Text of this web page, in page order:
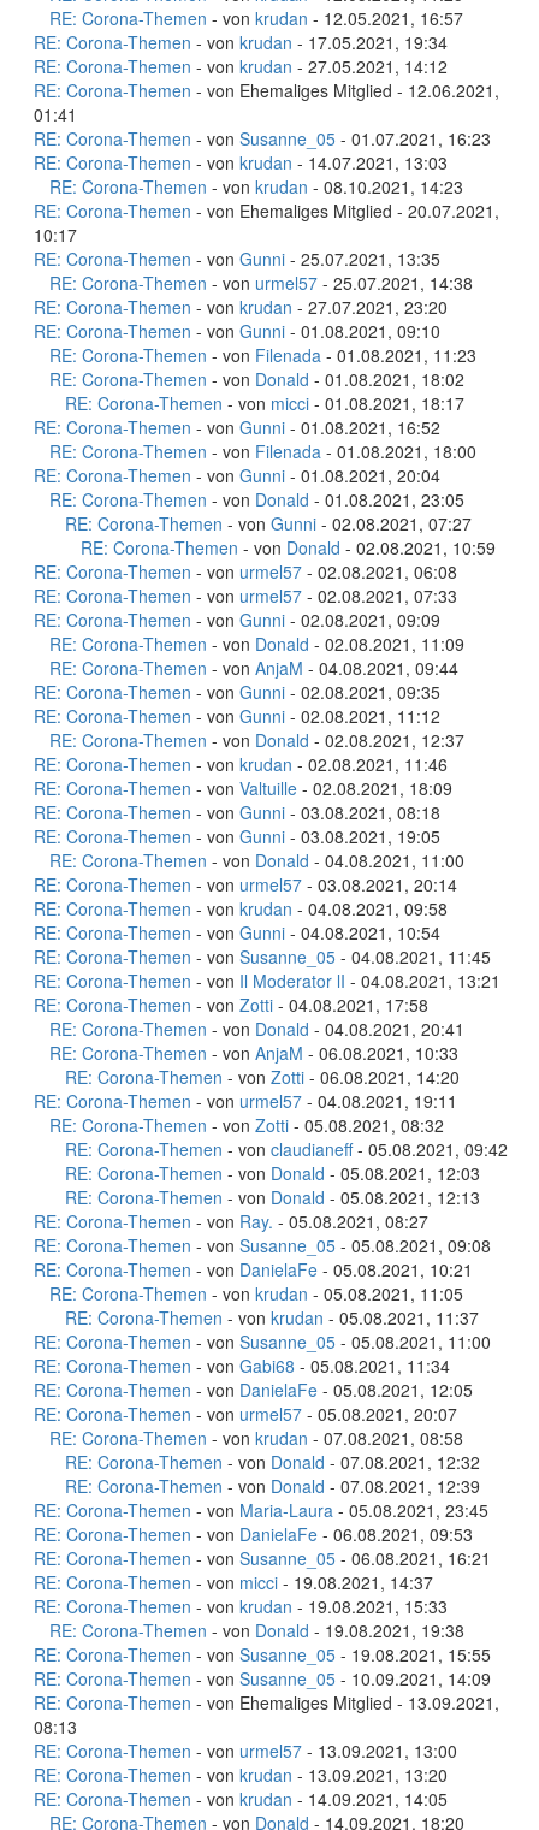
RE: Corona-Themen - von krudan - 12.05.2021, 16:57
RE: Corona-Themen - von krudan - 17.05.2021, 19:34
RE: Corona-Themen - von krudan - 27.05.2021, 14:12
RE: Corona-Themen - von Ehemaliges Mitglied - 12.06.2021,
01:41
RE: Corona-Themen - von Susanne_05 - 01.07.2021, 16:23
RE: Corona-Themen - von krudan - 14.07.2021, 13:03
RE: Corona-Themen - von krudan - 08.10.2021, 14:23
RE: Corona-Themen - von Ehemaliges Mitglied - 20.07.2021,
10:17
RE: Corona-Themen - von Gunni - 25.07.2021, 13:35
RE: Corona-Themen - von urmel57 - 25.07.2021, 14:38
RE: Corona-Themen - von krudan - 27.07.2021, 23:20
RE: Corona-Themen - von Gunni - 01.08.2021, 09:10
RE: Corona-Themen - von Filenada - 01.08.2021, 11:23
RE: Corona-Themen - von Donald - 01.08.2021, 18:02
RE: Corona-Themen - von micci - 01.08.2021, 18:17
RE: Corona-Themen - von Gunni - 01.08.2021, 16:52
RE: Corona-Themen - von Filenada - 01.08.2021, 18:00
RE: Corona-Themen - von Gunni - 01.08.2021, 20:04
RE: Corona-Themen - von Donald - 01.08.2021, 23:05
RE: Corona-Themen - von Gunni - 02.08.2021, 07:27
RE: Corona-Themen - von Donald - 02.08.2021, 10:59
RE: Corona-Themen - von urmel57 - 02.08.2021, 06:08
RE: Corona-Themen - von urmel57 - 02.08.2021, 07:33
RE: Corona-Themen - von Gunni - 02.08.2021, 09:09
RE: Corona-Themen - von Donald - 02.08.2021, 11:09
RE: Corona-Themen - von AnjaM - 04.08.2021, 09:44
RE: Corona-Themen - von Gunni - 02.08.2021, 09:35
RE: Corona-Themen - von Gunni - 02.08.2021, 11:12
RE: Corona-Themen - von Donald - 02.08.2021, 12:37
RE: Corona-Themen - von krudan - 02.08.2021, 11:46
RE: Corona-Themen - von Valtuille - 02.08.2021, 18:09
RE: Corona-Themen - von Gunni - 03.08.2021, 08:18
RE: Corona-Themen - von Gunni - 03.08.2021, 19:05
RE: Corona-Themen - von Donald - 04.08.2021, 11:00
RE: Corona-Themen - von urmel57 - 03.08.2021, 20:14
RE: Corona-Themen - von krudan - 04.08.2021, 09:58
RE: Corona-Themen - von Gunni - 04.08.2021, 10:54
RE: Corona-Themen - von Susanne_05 - 04.08.2021, 11:45
RE: Corona-Themen - von Il Moderator lI - 04.08.2021, 13:21
RE: Corona-Themen - von Zotti - 04.08.2021, 17:58
RE: Corona-Themen - von Donald - 04.08.2021, 20:41
RE: Corona-Themen - von AnjaM - 06.08.2021, 10:33
RE: Corona-Themen - von Zotti - 06.08.2021, 14:20
RE: Corona-Themen - von urmel57 - 04.08.2021, 19:11
RE: Corona-Themen - von Zotti - 05.08.2021, 08:32
RE: Corona-Themen - von claudianeff- 05.08.2021, 09:42
RE: Corona-Themen - von Donald - 05.08.2021, 12:03
RE: Corona-Themen - von Donald - 05.08.2021, 12:13
RE: Corona-Themen - von Ray. - 05.08.2021, 08:27
RE: Corona-Themen - von Susanne_05 - 05.08.2021, 09:08
RE: Corona-Themen - von DanielaFe - 05.08.2021, 10:21
RE: Corona-Themen - von krudan - 05.08.2021, 11:05
RE: Corona-Themen - von krudan - 05.08.2021, 11:37
RE: Corona-Themen - von Susanne_05 - 05.08.2021, 11:00
RE: Corona-Themen - von Gabi68 - 05.08.2021, 11:34
RE: Corona-Themen - von DanielaFe - 05.08.2021, 12:05
RE: Corona-Themen - von urmel57 - 05.08.2021, 20:07
RE: Corona-Themen - von krudan - 07.08.2021, 08:58
RE: Corona-Themen - von Donald - 07.08.2021, 12:32
RE: Corona-Themen - von Donald - 07.08.2021, 12:39
RE: Corona-Themen - von Maria-Laura - 05.08.2021, 23:45
RE: Corona-Themen - von DanielaFe - 06.08.2021, 09:53
RE: Corona-Themen - von Susanne_05 - 06.08.2021, 16:21
RE: Corona-Themen - von micci - 19.08.2021, 14:37
RE: Corona-Themen - von krudan - 19.08.2021, 15:33
RE: Corona-Themen - von Donald - 19.08.2021, 19:38
RE: Corona-Themen - von Susanne_05 - 19.08.2021, 15:55
RE: Corona-Themen - von Susanne_05 - 10.09.2021, 14:09
RE: Corona-Themen - von Ehemaliges Mitglied - 13.09.2021,
08:13
RE: Corona-Themen - von urmel57 - 13.09.2021, 13:00
RE: Corona-Themen - von krudan - 13.09.2021, 13:20
RE: Corona-Themen - von krudan - 14.09.2021, 14:05
RE: Corona-Themen - von Donald - 14.09.2021, 18:20